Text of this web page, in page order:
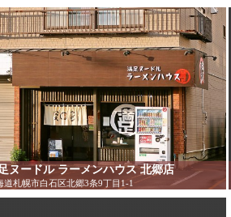
ヌードル ラーメンハウス 北郷店
道札幌市白石区北郷3条9丁目1-1